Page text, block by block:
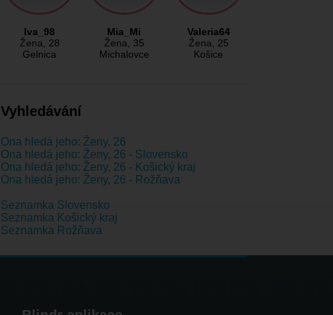
Iva_98
Žena, 28
Gelnica
Mia_Mi
Žena, 35
Michalovce
Valeria64
Žena, 25
Košice
Vyhledávání
Ona hledá jeho: Ženy, 26
Ona hledá jeho: Ženy, 26 - Slovensko
Ona hledá jeho: Ženy, 26 - Košický kraj
Ona hledá jeho: Ženy, 26 - Rožňava
Seznamka Slovensko
Seznamka Košický kraj
Seznamka Rožňava